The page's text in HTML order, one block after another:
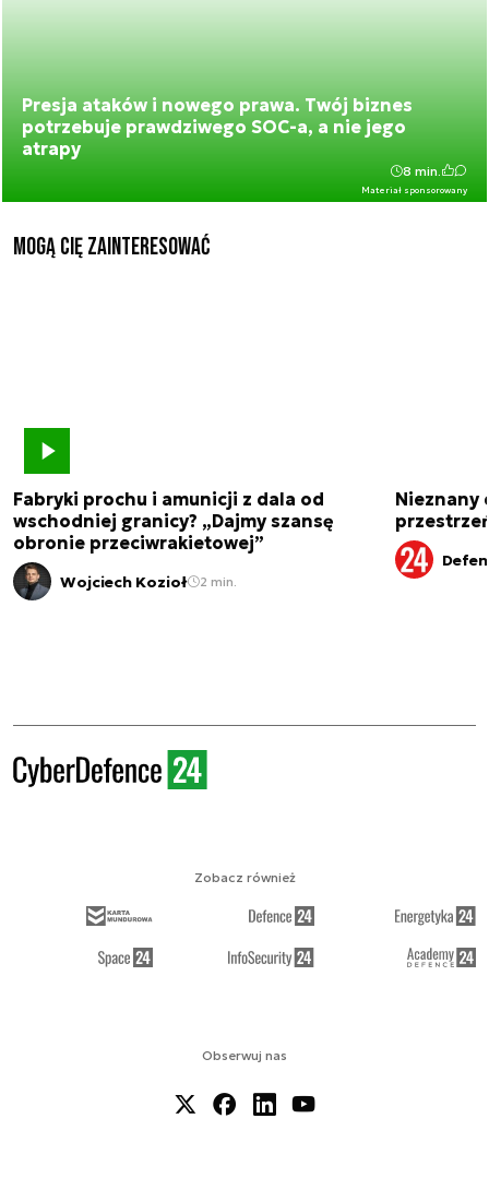
Presja ataków i nowego prawa. Twój biznes
potrzebuje prawdziwego SOC-a, a nie jego
atrapy
Materiał sponsorowany
8 min.
Mogą Cię zainteresować
Fabryki prochu i amunicji z dala od
wschodniej granicy? „Dajmy szansę
obronie przeciwrakietowej”
Wojciech Kozioł 2 min.
Nieznany
Obserwuj nas
Zobacz również